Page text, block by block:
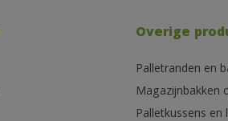
Overige
Palletranden en
Magazijnbakken
Palletkussens